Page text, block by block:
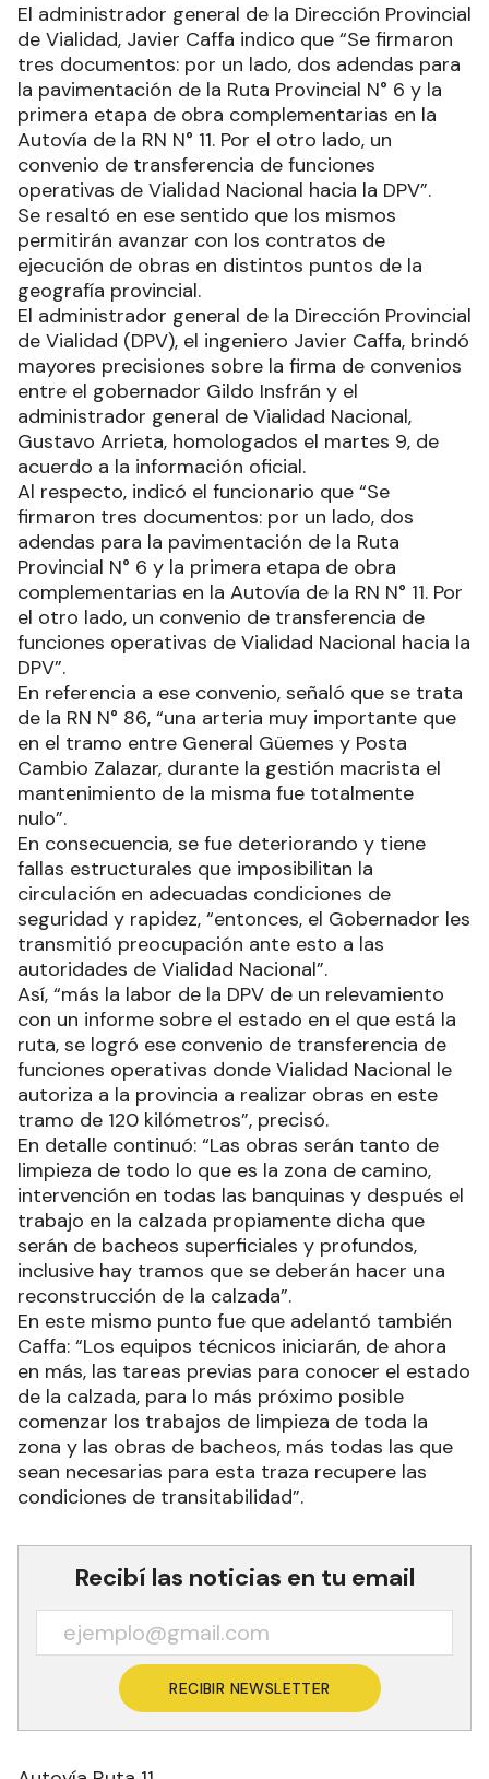
El administrador general de la Dirección Provincial
de Vialidad, Javier Caffa indico que “Se firmaron
tres documentos: por un lado, dos adendas para
la pavimentación de la Ruta Provincial N° 6 y la
primera etapa de obra complementarias en la
Autovía de la RN N° 11. Por el otro lado, un
convenio de transferencia de funciones
operativas de Vialidad Nacional hacia la DPV”.
Se resaltó en ese sentido que los mismos
permitirán avanzar con los contratos de
ejecución de obras en distintos puntos de la
geografía provincial.
El administrador general de la Dirección Provincial
de Vialidad (DPV), el ingeniero Javier Caffa, brindó
mayores precisiones sobre la firma de convenios
entre el gobernador Gildo Insfrán y el
administrador general de Vialidad Nacional,
Gustavo Arrieta, homologados el martes 9, de
acuerdo a la información oficial.
Al respecto, indicó el funcionario que “Se
firmaron tres documentos: por un lado, dos
adendas para la pavimentación de la Ruta
Provincial N° 6 y la primera etapa de obra
complementarias en la Autovía de la RN N° 11. Por
el otro lado, un convenio de transferencia de
funciones operativas de Vialidad Nacional hacia la
DPV”.
En referencia a ese convenio, señaló que se trata
de la RN N° 86, “una arteria muy importante que
en el tramo entre General Güemes y Posta
Cambio Zalazar, durante la gestión macrista el
mantenimiento de la misma fue totalmente
nulo”.
En consecuencia, se fue deteriorando y tiene
fallas estructurales que imposibilitan la
circulación en adecuadas condiciones de
seguridad y rapidez, “entonces, el Gobernador les
transmitió preocupación ante esto a las
autoridades de Vialidad Nacional”.
Así, “más la labor de la DPV de un relevamiento
con un informe sobre el estado en el que está la
ruta, se logró ese convenio de transferencia de
funciones operativas donde Vialidad Nacional le
autoriza a la provincia a realizar obras en este
tramo de 120 kilómetros”, precisó.
En detalle continuó: “Las obras serán tanto de
limpieza de todo lo que es la zona de camino,
intervención en todas las banquinas y después el
trabajo en la calzada propiamente dicha que
serán de bacheos superficiales y profundos,
inclusive hay tramos que se deberán hacer una
reconstrucción de la calzada”.
En este mismo punto fue que adelantó también
Caffa: “Los equipos técnicos iniciarán, de ahora
en más, las tareas previas para conocer el estado
de la calzada, para lo más próximo posible
comenzar los trabajos de limpieza de toda la
zona y las obras de bacheos, más todas las que
sean necesarias para esta traza recupere las
condiciones de transitabilidad”.
Recibí las noticias en tu email
RECIBIR NEWSLETTER